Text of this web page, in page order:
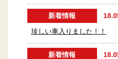
新着情報
珍しい車入りました！！
新着情報